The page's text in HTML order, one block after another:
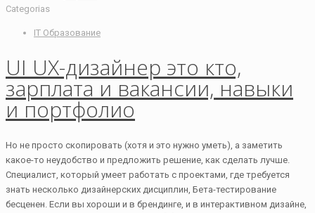
Categorias
IT Образование
UI UX-дизайнер это кто,
зарплата и вакансии, навыки
и портфолио
Но не просто скопировать (хотя и это нужно уметь), а заметить
какое-то неудобство и предложить решение, как сделать лучше.
Специалист, который умеет работать с проектами, где требуется
знать несколько дизайнерских дисциплин, Бета-тестирование
бесценен. Если вы хороши и в брендинге, и в интерактивном дизайне,